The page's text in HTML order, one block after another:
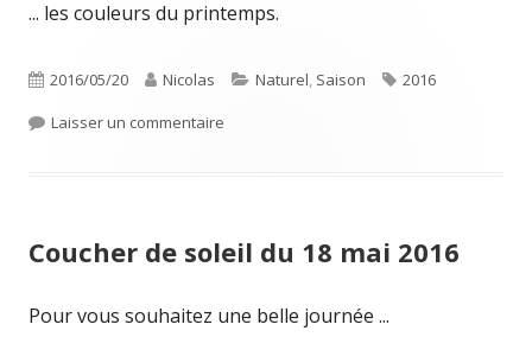
... les couleurs du printemps.
Publié
le
2016/05/20 Auteur
Nicolas Catégories
Naturel, Saison Étiquettes
2016
Laisser un commentaire
Coucher de soleil du 18 mai 2016
Pour vous souhaitez une belle journée ...